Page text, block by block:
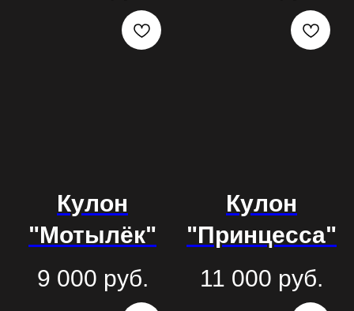
Кулон
"Мотылёк"
9 000 руб.
Кулон
"Принцесса"
11 000 руб.